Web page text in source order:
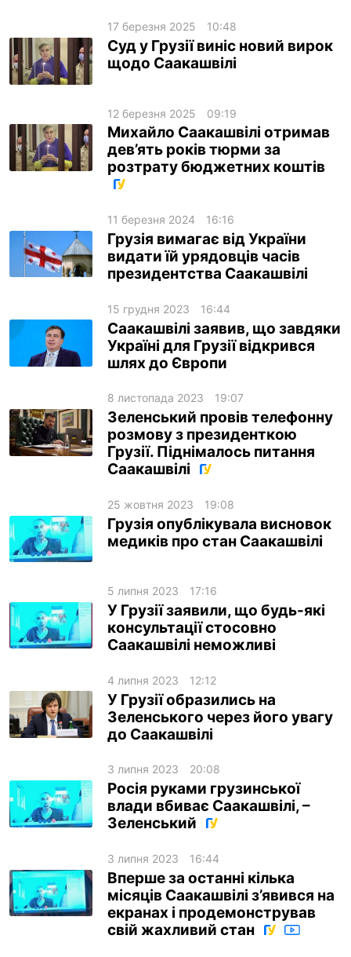
17 березня 2025 10:48
Суд у Грузії виніс новий вирок
щодо Саакашвілі
12 березня 2025 09:19
Михайло Саакашвілі отримав
дев’ять років тюрми за
розтрату бюджетних коштів
11 березня 2024 16:16
Грузія вимагає від України
видати їй урядовців часів
президентства Саакашвілі
15 грудня 2023 16:44
Саакашвілі заявив, що завдяки
Україні для Грузії відкрився
шлях до Європи
8 листопада 2023 19:07
Зеленський провів телефонну
розмову з президенткою
Грузії. Піднімалось питання
Саакашвілі
25 жовтня 2023 19:08
Грузія опублікувала висновок
медиків про стан Саакашвілі
5 липня 2023 17:16
У Грузії заявили, що будь-які
консультації стосовно
Саакашвілі неможливі
4 липня 2023 12:12
У Грузії образились на
Зеленського через його увагу
до Саакашвілі
3 липня 2023 20:08
Росія руками грузинської
влади вбиває Саакашвілі, –
Зеленський
3 липня 2023 16:44
Вперше за останні кілька
місяців Саакашвілі з’явився на
екранах і продемонстрував
свій жахливий стан